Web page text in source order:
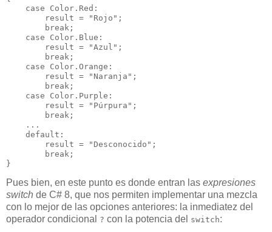
    case Color.Red:
        result = "Rojo";
        break;
    case Color.Blue:
        result = "Azul";
        break;
    case Color.Orange:
        result = "Naranja";
        break;
    case Color.Purple:
        result = "Púrpura";
        break;
    ...
    default:
        result = "Desconocido";
        break;
Pues bien, en este punto es donde entran las expresiones
switch de C# 8, que nos permiten implementar una mezcla
con lo mejor de las opciones anteriores: la inmediatez del
operador condicional
? con la potencia del switch: